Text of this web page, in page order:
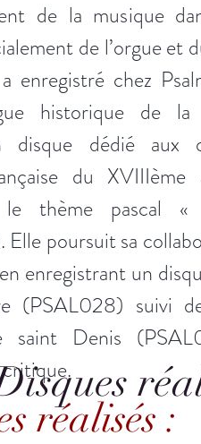
de la musique
de l’orgue et
enregistré chez
historique de la
disque dédié aux
du XVIIIème
le thème pascal
poursuit sa
enregistrant un
(PSAL028) suivi
saint Denis
critique.
réalisés :